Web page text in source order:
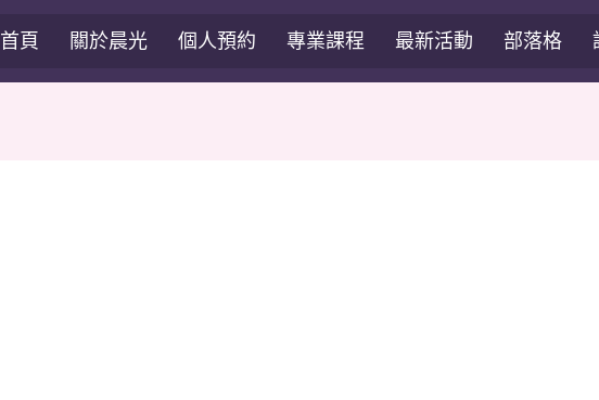
首頁 關於晨光 個人預約 專業課程 最新活動 部落格